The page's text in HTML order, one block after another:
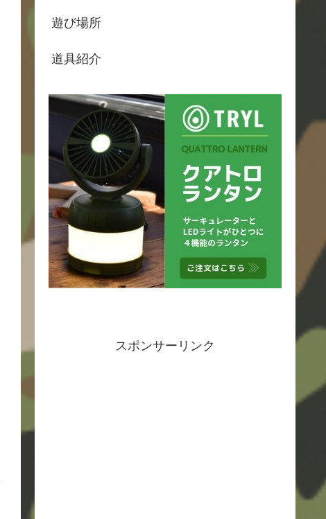
遊び場所
道具紹介
スポンサーリンク